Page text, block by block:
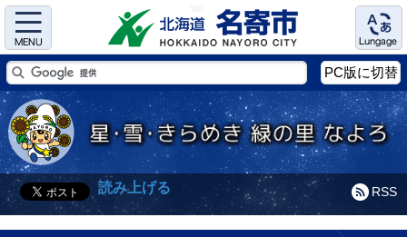
Menu Language
PC版に切替
RSS
読み上げる